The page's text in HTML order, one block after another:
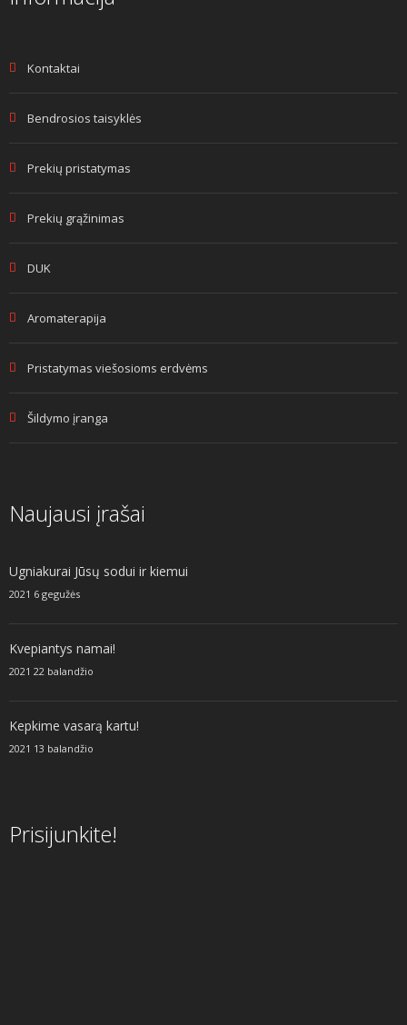
Kontaktai
Bendrosios taisyklės
Prekių pristatymas
Prekių grąžinimas
DUK
Aromaterapija
Pristatymas viešosioms erdvėms
Šildymo įranga
Naujausi įrašai
Ugniakurai Jūsų sodui ir kiemui
2021 6 gegužės
Kvepiantys namai!
2021 22 balandžio
Kepkime vasarą kartu!
2021 13 balandžio
Prisijunkite!